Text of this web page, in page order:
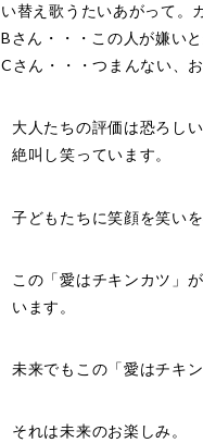
い替え歌うたいあがって。
Bさん・・・この人が嫌い
Cさん・・・つまんない、お
大人たちの評価は恐ろし
絶叫し笑っています。
子どもたちに笑顔を笑い
この「愛はチキンカツ」
います。
未来でもこの「愛はチキ
それは未来のお楽しみ。